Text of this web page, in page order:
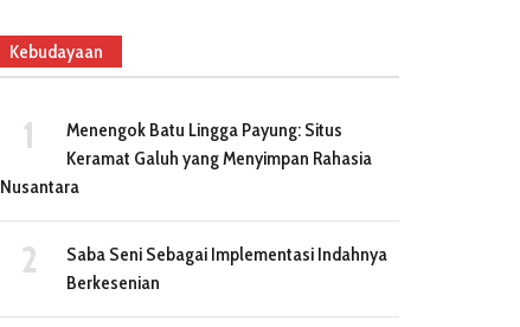
Kebudayaan Dan Jamsostek
June 17, 2023 August 20, 2025
Kebudayaan
Menengok Batu Lingga Payung: Situs
Keramat Galuh yang Menyimpan Rahasia
Nusantara
Saba Seni Sebagai Implementasi Indahnya
Berkesenian